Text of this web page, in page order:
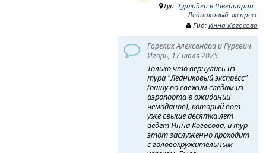
Тур: Турлидер в Швейцарии -
Ледниковый экспресс
Гид:Инна Когосова
Горелик Александра и Гуревич
Игорь, 17 июля 2025
Только что вернулись из
тура "Ледниковый экспресс"
(пишу по свежим следам из
аэропорта в ожидании
чемоданов), который вот
уже свыше десятка лет
ведет Инна Когосова, и тур
этот заслуженно проходит
с головокружительным